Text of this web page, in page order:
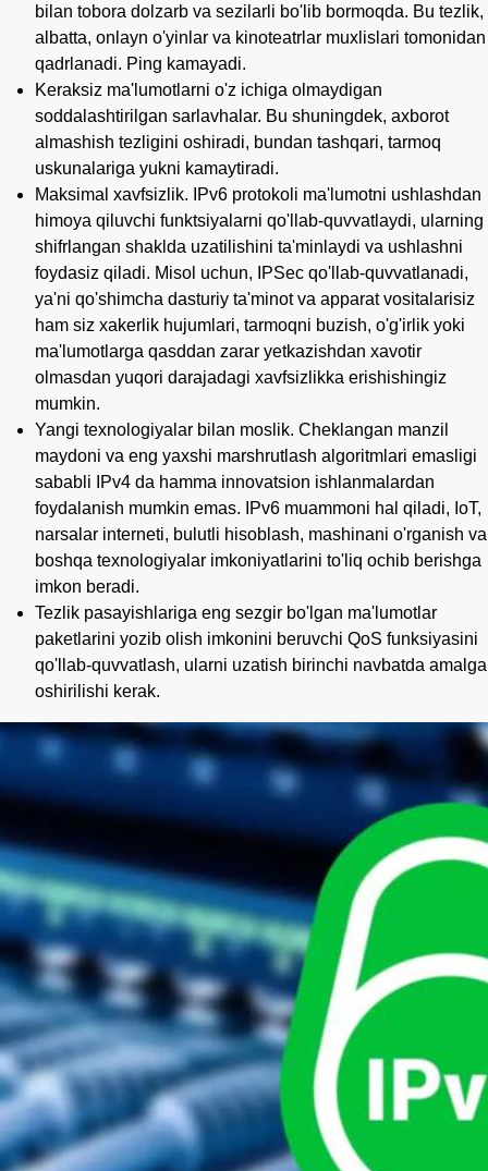
bilan tobora dolzarb va sezilarli bo'lib bormoqda. Bu tezlik,
albatta, onlayn o'yinlar va kinoteatrlar muxlislari tomonidan
qadrlanadi. Ping kamayadi.
Keraksiz ma'lumotlarni o'z ichiga olmaydigan
soddalashtirilgan sarlavhalar. Bu shuningdek, axborot
almashish tezligini oshiradi, bundan tashqari, tarmoq
uskunalariga yukni kamaytiradi.
Maksimal xavfsizlik. IPv6 protokoli ma'lumotni ushlashdan
himoya qiluvchi funktsiyalarni qo'llab-quvvatlaydi, ularning
shifrlangan shaklda uzatilishini ta'minlaydi va ushlashni
foydasiz qiladi. Misol uchun, IPSec qo'llab-quvvatlanadi,
ya'ni qo'shimcha dasturiy ta'minot va apparat vositalarisiz
ham siz xakerlik hujumlari, tarmoqni buzish, o'g'irlik yoki
ma'lumotlarga qasddan zarar yetkazishdan xavotir
olmasdan yuqori darajadagi xavfsizlikka erishishingiz
mumkin.
Yangi texnologiyalar bilan moslik. Cheklangan manzil
maydoni va eng yaxshi marshrutlash algoritmlari emasligi
sababli IPv4 da hamma innovatsion ishlanmalardan
foydalanish mumkin emas. IPv6 muammoni hal qiladi, IoT,
narsalar interneti, bulutli hisoblash, mashinani o'rganish va
boshqa texnologiyalar imkoniyatlarini to'liq ochib berishga
imkon beradi.
Tezlik pasayishlariga eng sezgir bo'lgan ma'lumotlar
paketlarini yozib olish imkonini beruvchi QoS funksiyasini
qo'llab-quvvatlash, ularni uzatish birinchi navbatda amalga
oshirilishi kerak.